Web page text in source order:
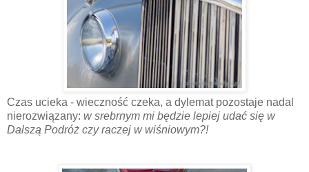
Czas ucieka - wieczność czeka, a dylemat pozostaje nadal
nierozwiązany: w srebrnym mi będzie lepiej udać się w
Dalszą Podróż czy raczej w wiśniowym?!